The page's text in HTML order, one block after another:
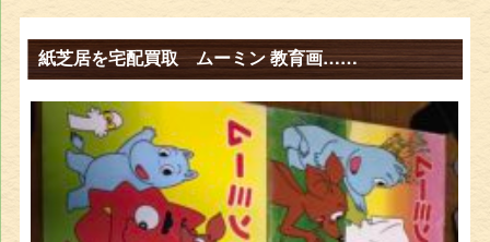
紙芝居を宅配買取 ムーミン 教育画……